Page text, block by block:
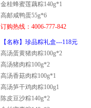
金桂蜂蜜莲藕粽140g*1
高邮咸鸭蛋55g*6
订购热线：4006-777-842
【名称】珍品粽礼盒---118元
高汤蛋黄猪肉粽100g*2
高汤猪肉粽100g*2
高汤香菇肉粽100g*1
高汤笋干鸡肉粽100g1
陈皮豆沙粽140g*2